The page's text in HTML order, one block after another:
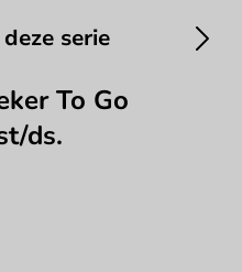
serie
To Go
ds.